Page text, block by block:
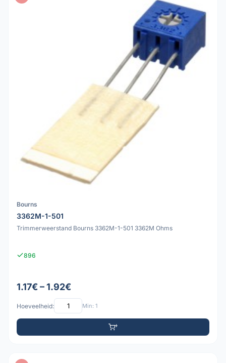
Bourns
3362M-1-501
Trimmerweerstand Bourns 3362M-1-501 3362M Ohms
896
1.17€ – 1.92€
Hoeveelheid: Min: 1